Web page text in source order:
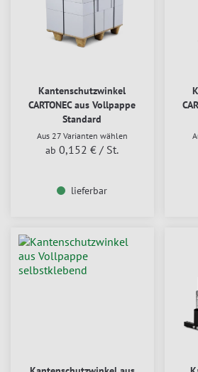
Kantenschutzwinkel
CARTONEC aus Vollpappe
Standard
Aus 27 Varianten wählen
ab 0,152 € / St.
lieferbar